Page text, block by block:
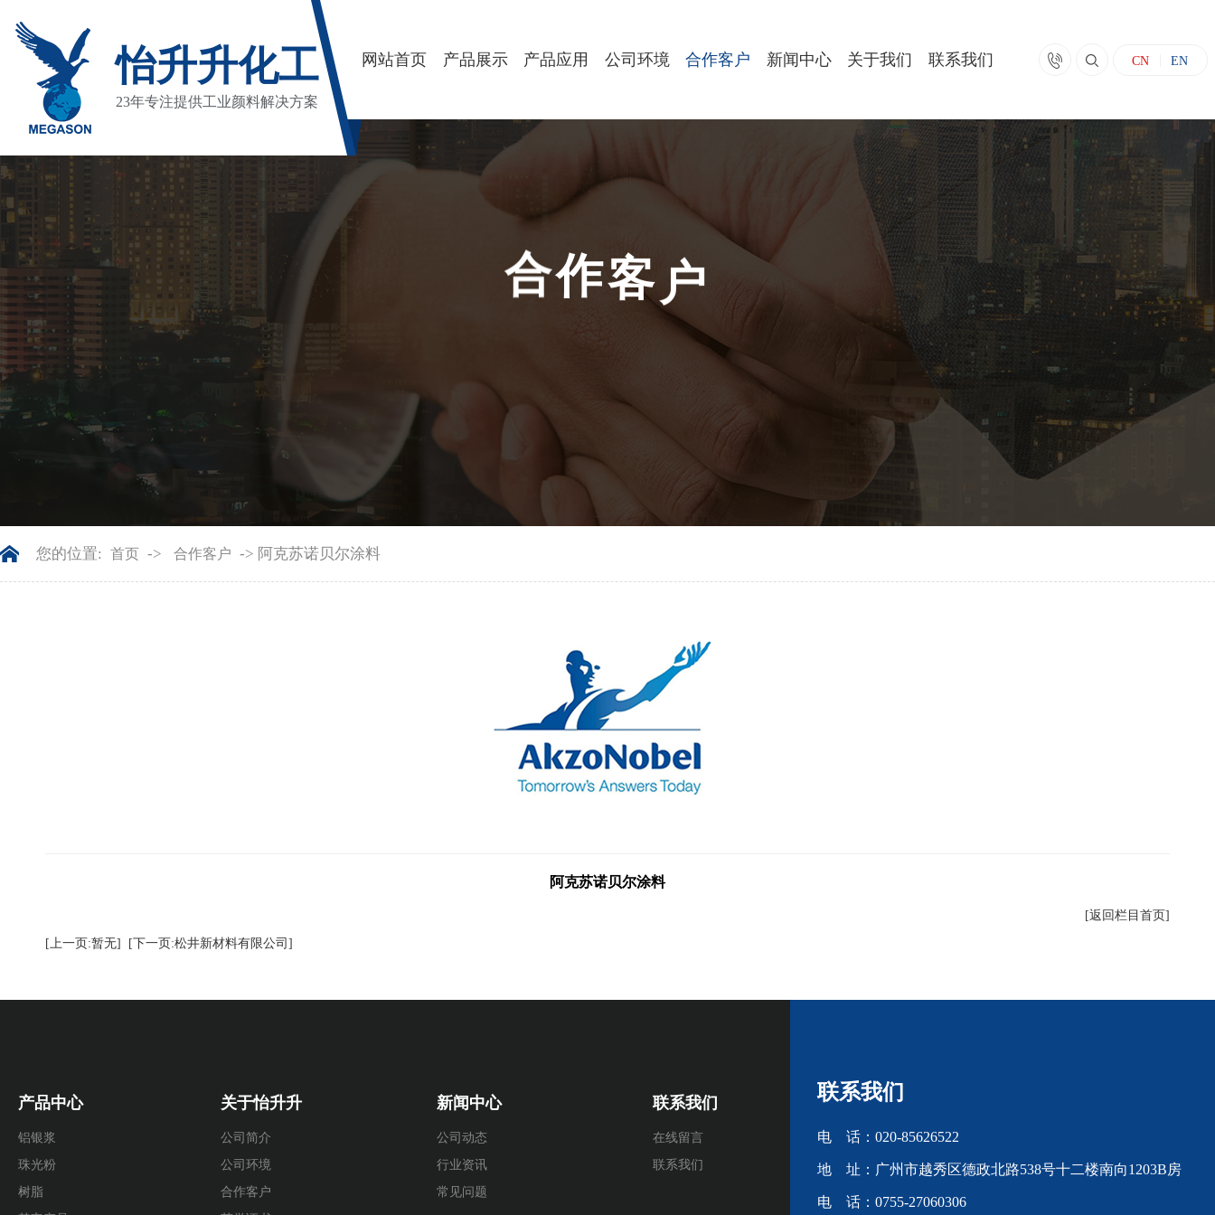
怡升升化工
23年专注提供工业颜料解决方案
网站首页 产品展示 产品应用 公司环境 合作客户 新闻中心 关于我们 联系我们   CN EN
合作客 户
您的位置: 首页 -> 合作客户 -> 阿克苏诺贝尔涂料
阿克苏诺贝尔涂料
[返回栏目首页]
[上一页:暂无] [下一页:松井新材料有限公司]
产品中心
铝银浆
珠光粉
树脂
关于怡升升
公司简介
公司环境
合作客户
新闻中心
公司动态
行业资讯
常见问题
联系我们
在线留言
联系我们
联系我们
电 话：020-85626522
地 址：广州市越秀区德政北路538号十二楼南向1203B房
电 话：0755-27060306